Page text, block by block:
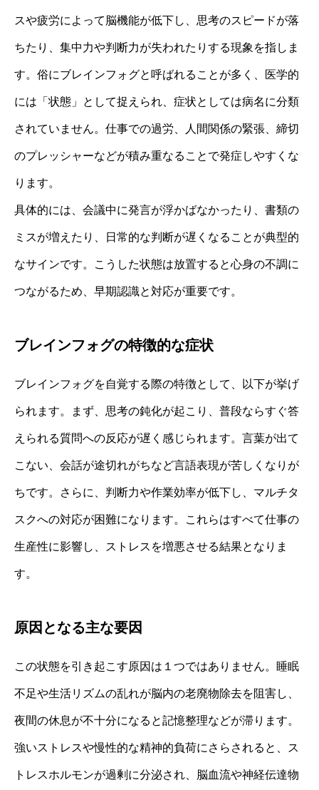
スや疲労によって脳機能が低下し、思考のスピードが落
ちたり、集中力や判断力が失われたりする現象を指しま
す。俗にブレインフォグと呼ばれることが多く、医学的
には「状態」として捉えられ、症状としては病名に分類
されていません。仕事での過労、人間関係の緊張、締切
のプレッシャーなどが積み重なることで発症しやすくな
ります。
具体的には、会議中に発言が浮かばなかったり、書類の
ミスが増えたり、日常的な判断が遅くなることが典型的
なサインです。こうした状態は放置すると心身の不調に
つながるため、早期認識と対応が重要です。
ブレインフォグの特徴的な症状
ブレインフォグを自覚する際の特徴として、以下が挙げ
られます。まず、思考の鈍化が起こり、普段ならすぐ答
えられる質問への反応が遅く感じられます。言葉が出て
こない、会話が途切れがちなど言語表現が苦しくなりが
ちです。さらに、判断力や作業効率が低下し、マルチタ
スクへの対応が困難になります。これらはすべて仕事の
生産性に影響し、ストレスを増悪させる結果となりま
す。
原因となる主な要因
この状態を引き起こす原因は１つではありません。睡眠
不足や生活リズムの乱れが脳内の老廃物除去を阻害し、
夜間の休息が不十分になると記憶整理などが滞ります。
強いストレスや慢性的な精神的負荷にさらされると、ス
トレスホルモンが過剰に分泌され、脳血流や神経伝達物